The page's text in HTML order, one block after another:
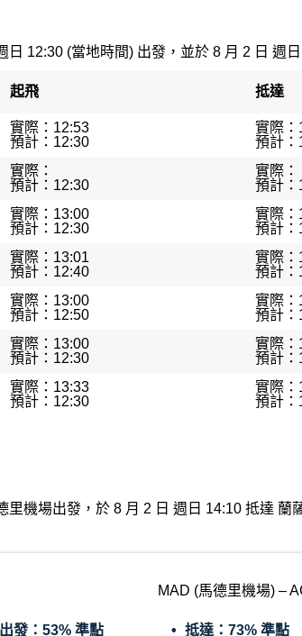
12:30 (當地時間) 出發，並於 8 月 2 日 週
起飛 抵達
實際：12:53
預計：12:30
實際：
預計：
實際：
預計：12:30
實際：
預計：
實際：13:00
預計：12:30
實際：
預計：
實際：13:01
預計：12:40
實際：
預計：
實際：13:00
預計：12:50
實際：
預計：
實際：13:00
預計：12:30
實際：
預計：
實際：13:33
預計：12:30
實際：
預計：
里機場出發，於 8 月 2 日 週日 14:10 抵達
MAD (馬德里機場) –
出發： 53% 準點 抵達： 73% 準點